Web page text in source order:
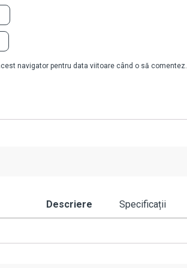
navigator pentru data viitoare când o să comentez.
Descriere Specificații